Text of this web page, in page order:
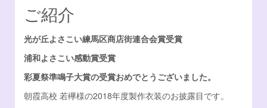
よくあるQ&A
衣装サイズについて データご入稿について
チームロゴデザイン 衣装のお手入れ方法
他オーダーメイド衣装 デザイナー日記 Instagram
ご紹介
光が丘よさこい練馬区商店街連合会賞受賞
浦和よさこい感動賞受賞
彩夏祭準鳴子大賞の受賞おめでとうございました。
朝霞高校 若欅様の2018年度製作衣装のお披露目です。